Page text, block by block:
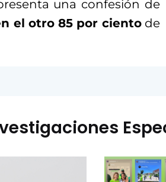
una confesión de
el otro 85 por cientode